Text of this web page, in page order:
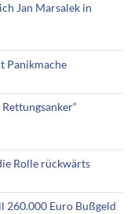
Jan Marsalek in
Panikmache
Rolle rückwärts
260.000 Euro Bußgeld